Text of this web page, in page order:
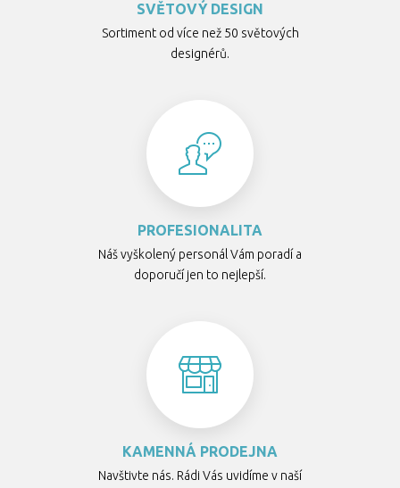
SVĚTOVÝ DESIGN
Sortiment od více než 50 světových
designérů.
PROFESIONALITA
Náš vyškolený personál Vám poradí a
doporučí jen to nejlepší.
KAMENNÁ PRODEJNA
Navštivte nás. Rádi Vás uvidíme v naší